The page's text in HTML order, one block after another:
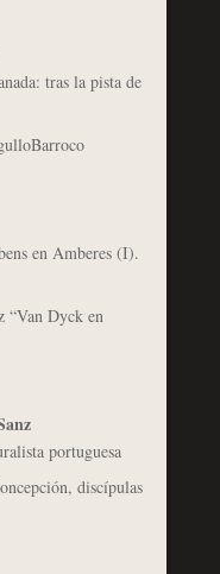
tras la pista de
en Amberes (I).
“Van Dyck en
portuguesa
discípulas